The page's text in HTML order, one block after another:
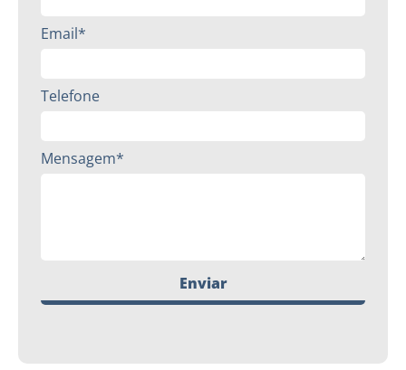
Email*
Telefone
Mensagem*
Enviar